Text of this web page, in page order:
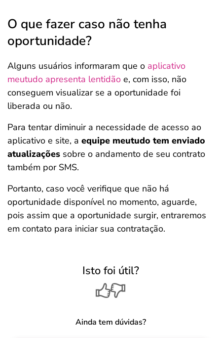
O que fazer caso não tenha
oportunidade?
Alguns usuários informaram que o aplicativo
meutudo apresenta lentidão e, com isso, não
conseguem visualizar se a oportunidade foi
liberada ou não.
Para tentar diminuir a necessidade de acesso ao
aplicativo e site, a equipe meutudo tem enviado
atualizações sobre o andamento de seu contrato
também por SMS.
Portanto, caso você verifique que não há
oportunidade disponível no momento, aguarde,
pois assim que a oportunidade surgir, entraremos
em contato para iniciar sua contratação.
Isto foi útil?
Ainda tem dúvidas?